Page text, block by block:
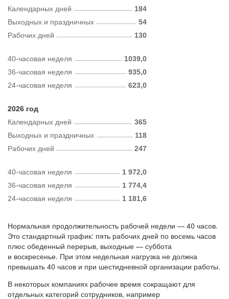
Календарных дней
184
Рабочих дней 130
Выходных и праздничных 54
40-часовая неделя
1039,0
36-часовая неделя
935,0
24-часовая неделя
623,0
2026 год
Календарных дней
365
Рабочих дней 247
Выходных и праздничных 118
40-часовая неделя
1 972,0
36-часовая неделя
1 774,4
24-часовая неделя
1 181,6
Нормальная продолжительность рабочей недели — 40 часов.
Это стандартный график: пять рабочих дней по восемь часов
плюс обеденный перерыв, выходные — суббота
и воскресенье. При этом недельная нагрузка не должна
превышать 40 часов и при шестидневной организации работы.
В некоторых компаниях рабочее время сокращают для
отдельных категорий сотрудников, например